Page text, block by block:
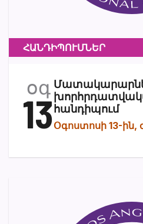
ՀԱՆԴԻՊՈՒՄՆԵՐ
օգ
13հանդիպում
Օգոստոսի 13-ին,